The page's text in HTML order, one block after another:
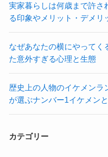
実家暮らしは何歳まで許さ
る印象やメリット・デメリ
なぜあなたの横にやってく
た意外すぎる心理と生態
歴史上の人物のイケメンラ
が選ぶナンバー1イケメン
カテゴリー